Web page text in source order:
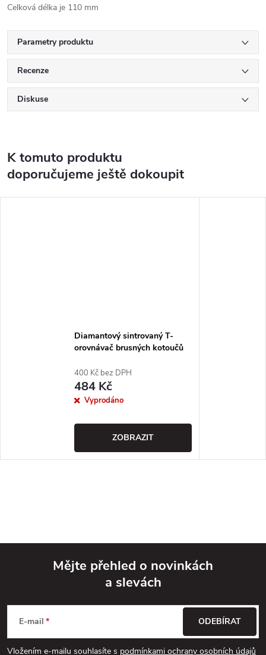
Celková délka je 110 mm
Parametry produktu
Recenze
Diskuse
K tomuto produktu
doporučujeme ještě dokoupit
Diamantový sintrovaný T-
orovnávač brusných kotoučů
400 Kč bez DPH
484 Kč
Vyprodáno
ZOBRAZIT
Mějte přehled o novinkách
a slevách
E-mail
Vložením e-mailu souhlasíte s podmínkami ochrany osobních údajů
ODEBÍRAT